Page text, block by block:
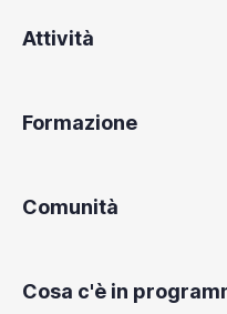
Attività
Formazione
Comunità
Cosa c'è in